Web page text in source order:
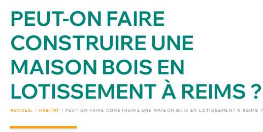
PEUT-ON FAIRE
CONSTRUIRE UNE
MAISON BOIS EN
LOTISSEMENT À REIMS ?
ACCUEIL /HABITAT /PEUT-ON FAIRE CONSTRUIRE UNE MAISON BOIS EN LOTISSEMENT À REIMS ?